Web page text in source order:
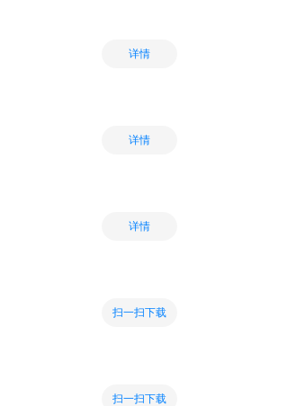
详情
详情
详情
扫一扫下载
扫一扫下载